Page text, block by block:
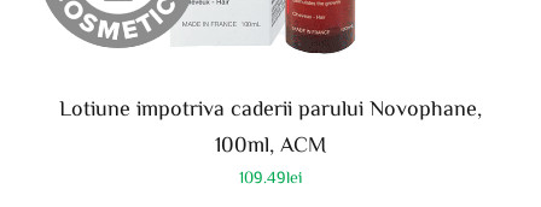
Lotiune impotriva caderii parului Novophane,
100ml, ACM
109.49lei